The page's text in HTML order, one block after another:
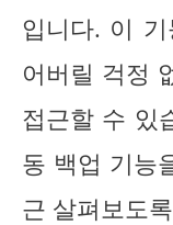
입니다. 이
어버릴 걱정
접근할 수 있
동 백업 기능
근 살펴보도